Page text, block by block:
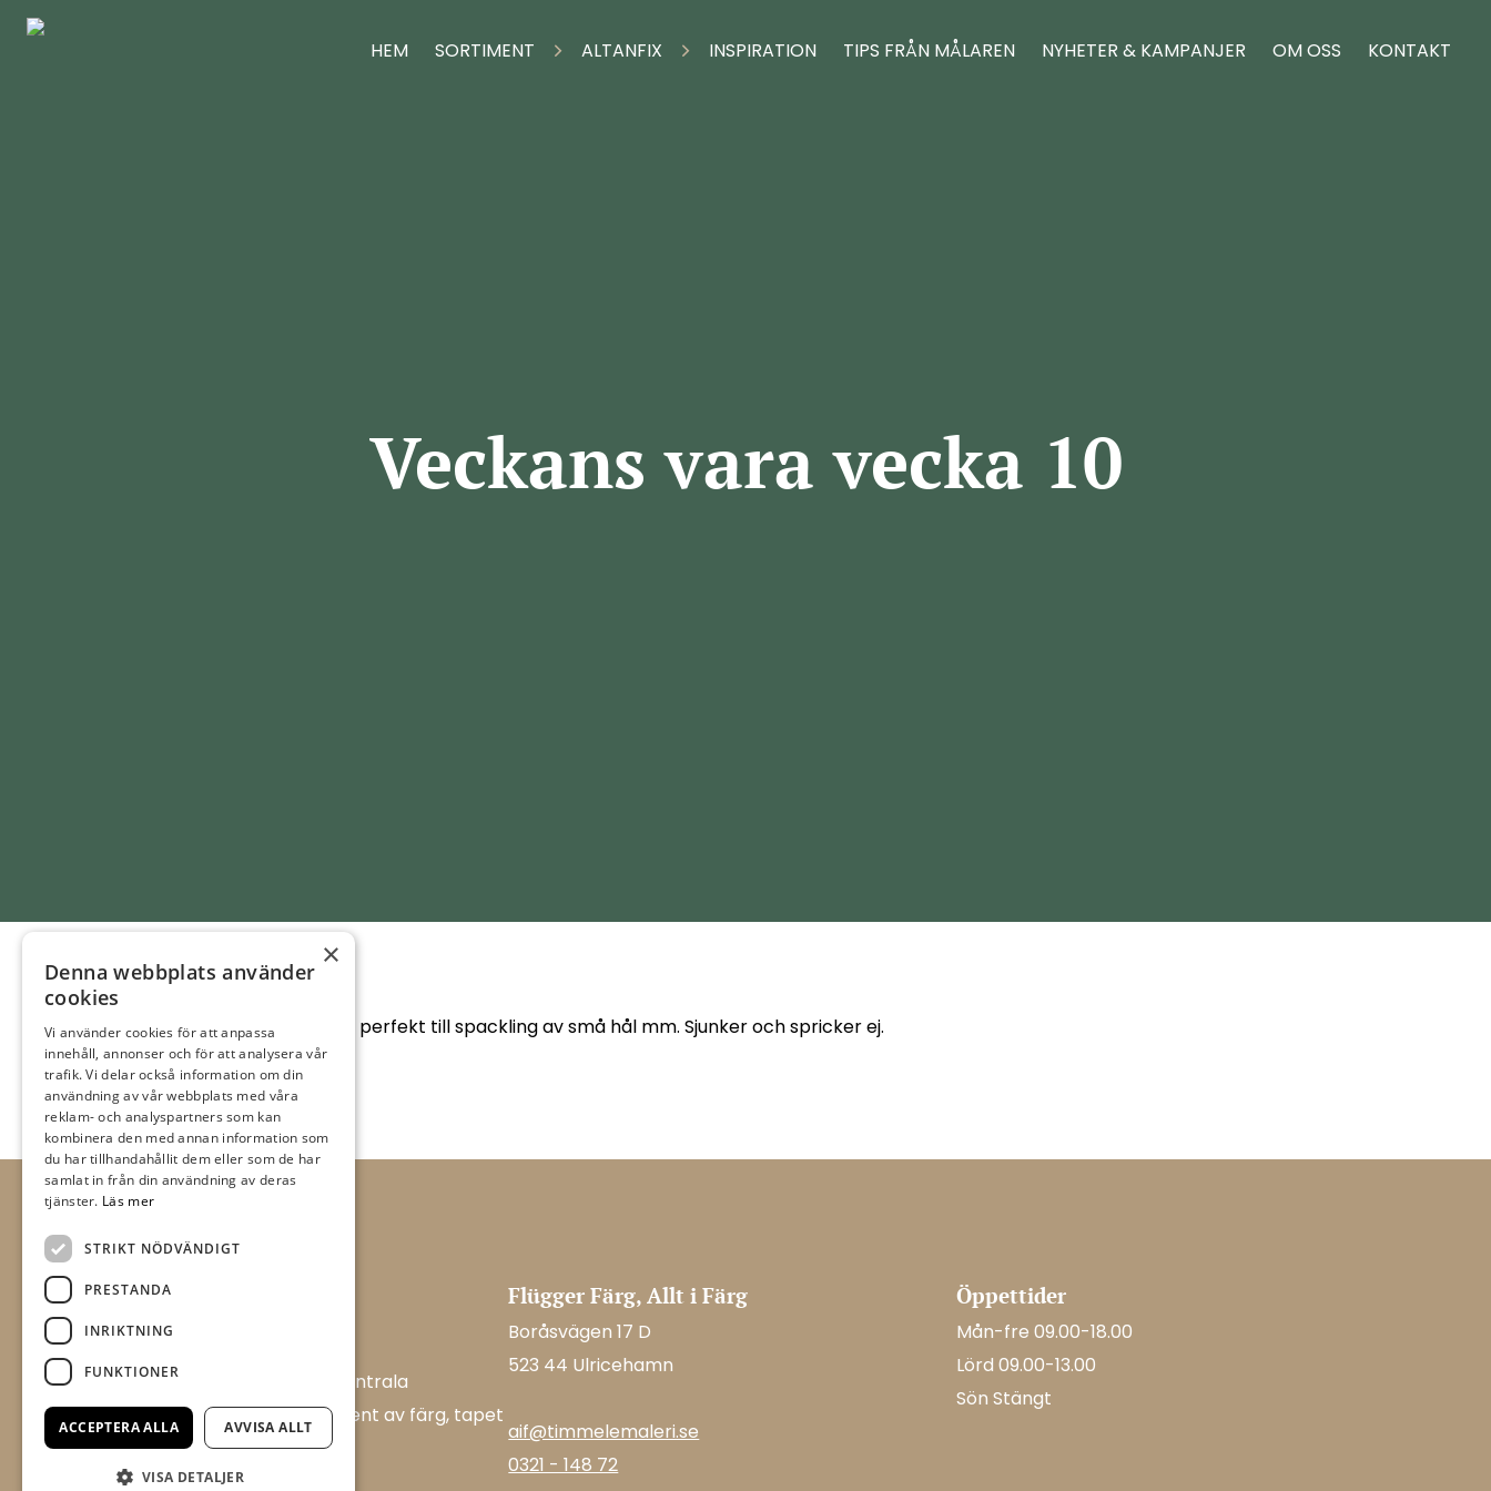
HEM SORTIMENT ALTANFIX INSPIRATION TIPS FRÅN MÅLAREN NYHETER & KAMPANJER OM OSS KONTAKT
Veckans vara vecka 10
Lätt vit spackelmassa, passar perfekt till spackling av små hål mm. Sjunker och spricker ej.
Allt i Färg AB är en färghandel i centrala
Ulricehamn med ett brett sortiment av färg, tapet
och tillbehör.
Flügger Färg, Allt i Färg
Boråsvägen 17 D
523 44 Ulricehamn
aif@timmelemaleri.se
0321 - 148 72
Öppettider
Mån-fre 09.00-18.00
Lörd 09.00-13.00
Sön Stängt
×
Denna webbplats använder
cookies
Vi använder cookies för att anpassa
innehåll, annonser och för att analysera vår
trafik. Vi delar också information om din
användning av vår webbplats med våra
reklam- och analyspartners som kan
kombinera den med annan information som
du har tillhandahållit dem eller som de har
samlat in från din användning av deras
tjänster. Läs mer
STRIKT NÖDVÄNDIGT
PRESTANDA
INRIKTNING
FUNKTIONER
ACCEPTERA ALLA AVVISA ALLT
VISA DETALJER